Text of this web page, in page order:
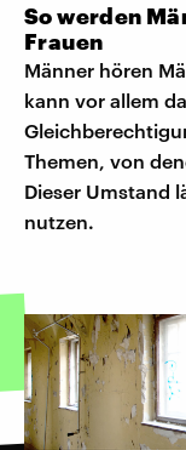
So werden
Frauen
Männer hören
kann vor allem
Themen, von
Dieser Umstand
nutzen.